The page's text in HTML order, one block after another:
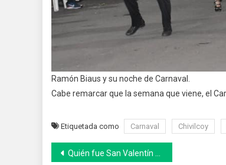
Ramón Biaus y su noche de Carnaval.
Cabe remarcar que la semana que viene, el
Etiquetada como Carnaval Chivilcoy
Navegación
Quién fue San Valentín y por qué su día se celebra el 14 de febrero